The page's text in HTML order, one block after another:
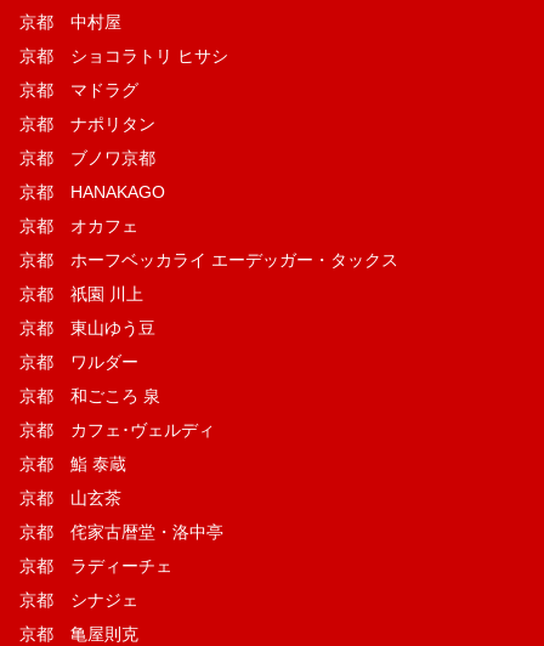
京都 中村屋
京都 ショコラトリ ヒサシ
京都 マドラグ
京都 ナポリタン
京都 ブノワ京都
京都 HANAKAGO
京都 オカフェ
京都 ホーフベッカライ エーデッガー・タックス
京都 祇園 川上
京都 東山ゆう豆
京都 ワルダー
京都 和ごころ 泉
京都 カフェ･ヴェルディ
京都 鮨 泰蔵
京都 山玄茶
京都 侘家古暦堂・洛中亭
京都 ラディーチェ
京都 シナジェ
京都 亀屋則克